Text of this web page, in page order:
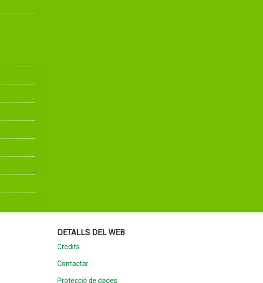
DETALLS DEL WEB
Crèdits
Contactar
Protecció de dades